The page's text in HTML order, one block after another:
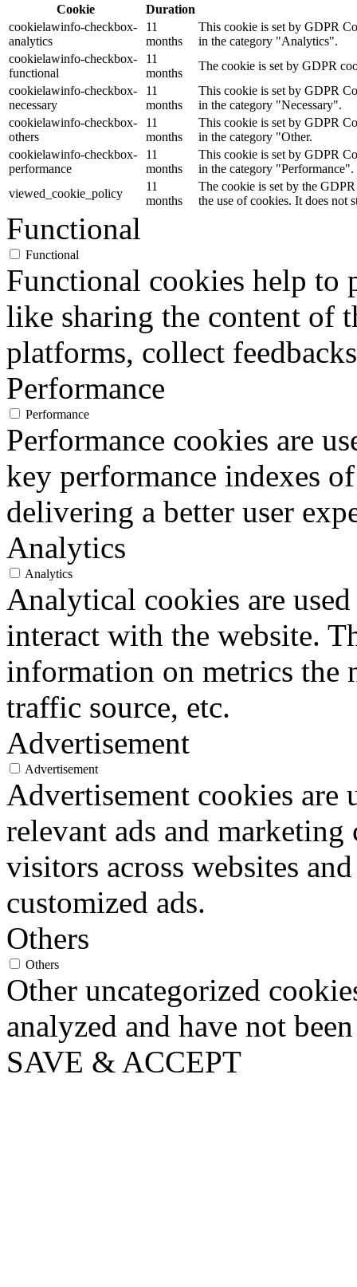
Cookie
Duration
cookielawinfo-checkbox-
analytics
11
months
This cookie is set by GDPR
in the category "Analytics".
cookielawinfo-checkbox-
functional
11
months
The cookie is set by GDPR
cookielawinfo-checkbox-
necessary
11
months
This cookie is set by GDPR
in the category "Necessary".
cookielawinfo-checkbox-
others
11
months
This cookie is set by GDPR
in the category "Other.
cookielawinfo-checkbox-
performance
11
months
This cookie is set by GDPR
in the category "Performance".
viewed_cookie_policy
11
months
The cookie is set by the
the use of cookies. It does not
Functional
Functional
Functional cookies help to
like sharing the content of
platforms, collect
Performance
Performance
Performance cookies are
key performance indexes
delivering a better user
Analytics
Analytics
Analytical cookies are
interact with the website.
information on metrics the
traffic source, etc.
Advertisement
Advertisement
Advertisement cookies
relevant ads and marketing
visitors across websites
customized ads.
Others
Others
Other uncategorized
analyzed and have not
SAVE & ACCEPT